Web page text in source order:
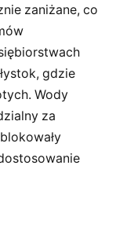
zaniżane, co
gdzie
Wody
za